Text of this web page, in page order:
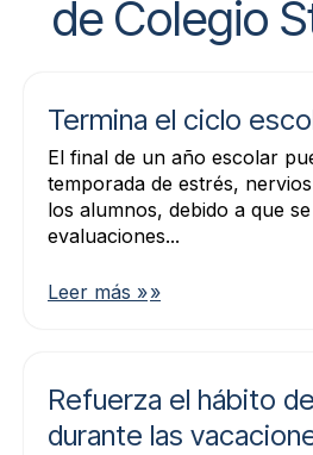
de Colegio
Termina el ciclo
El final de un año escolar
temporada de estrés,
los alumnos, debido a que
evaluaciones...
Leer más »
Refuerza el hábito
durante las